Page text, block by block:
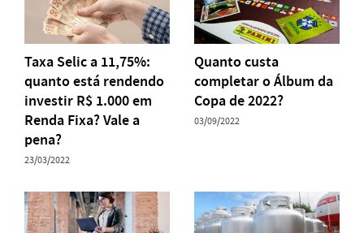
Taxa Selic a 11,75%:
quanto está rendendo
investir R$ 1.000 em
Renda Fixa? Vale a
pena?
23/03/2022
Quanto custa
completar o Álbum da
Copa de 2022?
03/09/2022